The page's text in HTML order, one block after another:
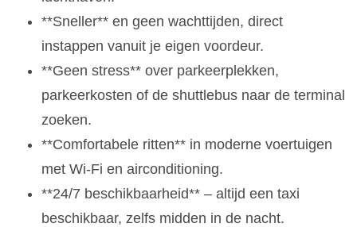
**Sneller** en geen wachttijden, direct
instappen vanuit je eigen voordeur.
**Geen stress** over parkeerplekken,
parkeerkosten of de shuttlebus naar de terminal
zoeken.
**Comfortabele ritten** in moderne voertuigen
met Wi-Fi en airconditioning.
**24/7 beschikbaarheid** – altijd een taxi
beschikbaar, zelfs midden in de nacht.